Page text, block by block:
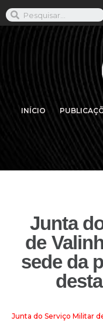
INÍCIO
Junta
de
sede da
Junta do Serviço Militar